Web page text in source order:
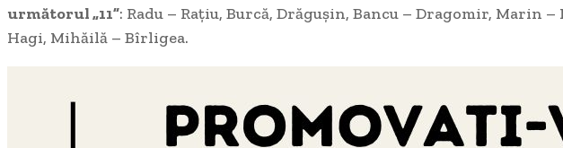
următorul „11”: Radu – Rațiu, Burcă, Drăgușin, Bancu – Dragomir, Marin –
Hagi, Mihăilă – Bîrligea.